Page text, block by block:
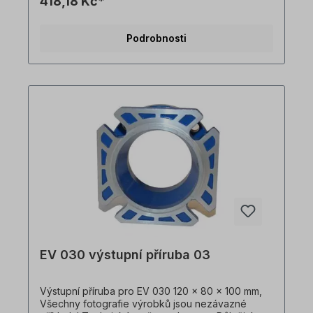
zakázku. Vrácení zboží ani zrušení objednávky
Podrobnosti
EV 030 výstupní příruba 03
Výstupní příruba pro EV 030 120 x 80 x 100 mm,
Všechny fotografie výrobků jsou nezávazné